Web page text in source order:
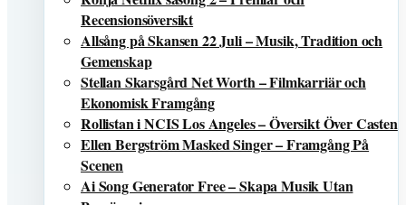
Recensionsöversikt
Allsång på Skansen 22 Juli – Musik, Tradition och
Gemenskap
Stellan Skarsgård Net Worth – Filmkarriär och
Ekonomisk Framgång
Rollistan i NCIS Los Angeles – Översikt Över Casten
Ellen Bergström Masked Singer – Framgång På
Scenen
Ai Song Generator Free – Skapa Musik Utan